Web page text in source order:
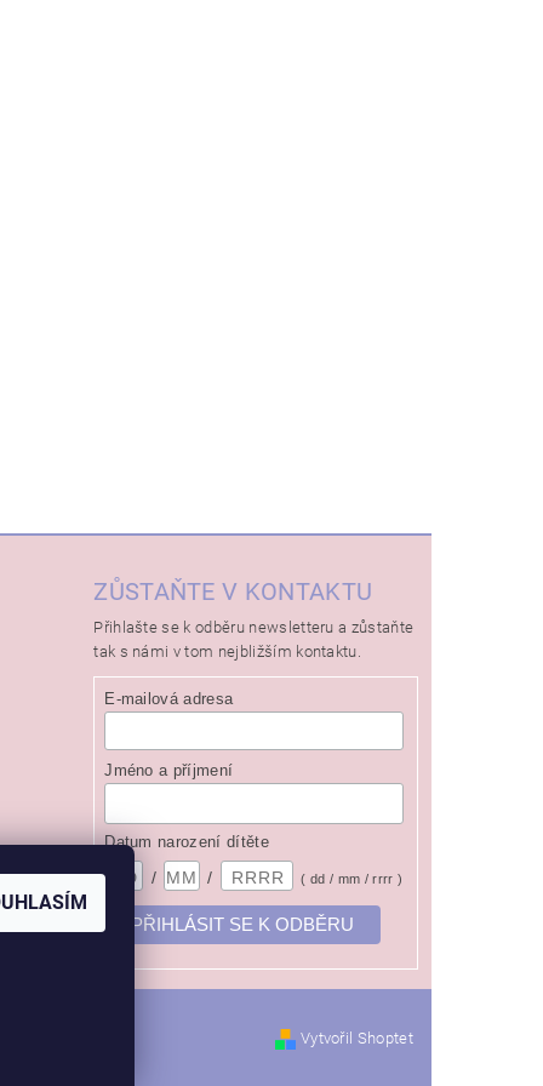
ZŮSTAŇTE V KONTAKTU
Přihlašte se k odběru newsletteru a zůstaňte
tak s námi v tom nejbližším kontaktu.
E-mailová adresa
Jméno a příjmení
Datum narození dítěte
/ / ( dd / mm / rrrr )
Vytvořil Shoptet